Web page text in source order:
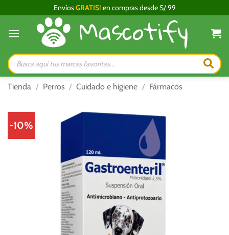
al
contenido
EnvíosGRATIS! en compras desde S/ 99
Búsqueda
de
productos
Tienda / Perros / Cuidado e higiene / Fármacos
-10%